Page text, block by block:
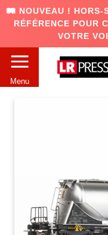
🛤️ NOUVEAU ! HORS-
RÉFÉRENCE POUR
VOTRE
Menu